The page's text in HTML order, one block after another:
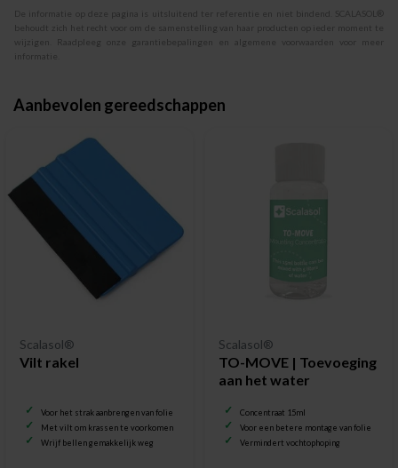
De informatie op deze pagina is uitsluitend ter referentie en niet bindend. SCALASOL®
behoudt zich het recht voor om de samenstelling van haar producten op ieder moment te
wijzigen. Raadpleeg onze garantiebepalingen en algemene voorwaarden voor meer
informatie.
Aanbevolen gereedschappen
Scalasol®
Vilt rakel
Voor het strak aanbrengen van folie
Met vilt om krassen te voorkomen
Wrijf bellen gemakkelijk weg
Scalasol®
TO-MOVE | Toevoeging
aan het water
Concentraat 15ml
Voor een betere montage van folie
Vermindert vochtophoping